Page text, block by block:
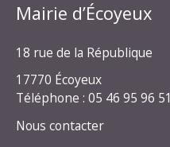
Mairie d’Écoyeux
18 rue de la République
17770 Écoyeux
Téléphone : 05 46 95 96 51
Nous contacter